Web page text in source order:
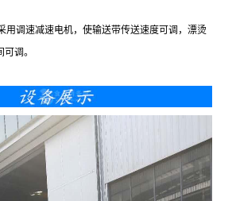
用调速减速电机，使输送带传送速度可调，漂烫
调。